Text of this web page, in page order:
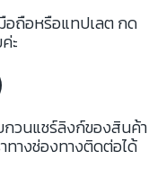
อถือหรือแทปเลต กด
ะ
กวนแชร์ลิงก์ของสินค้า
ทางช่องทางติดต่อได้